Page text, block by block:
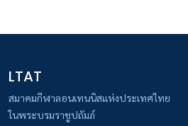
LTAT
สมาคมกีฬาลอนเทนนิสแห่งประเทศไทย
ในพระบรมราชูปถัมภ์